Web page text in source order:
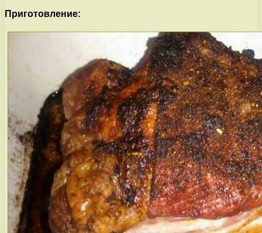
Приготовление: